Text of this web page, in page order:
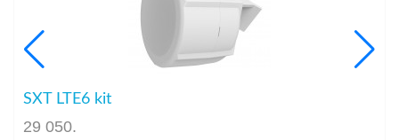
SXT LTE6 kit
29 050.